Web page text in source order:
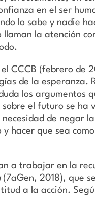
en el ser
lo sabe y nadie
la atención
CCCB (febrero de
de la esperanza.
los argumentos
el futuro se ha
de negar
hacer que sea como
a trabajar en la
(7aGen, 2018), que
a la acción.